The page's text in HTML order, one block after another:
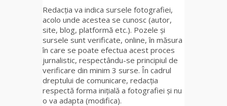
Redacția va indica sursele fotografiei,
acolo unde acestea se cunosc (autor,
site, blog, platformă etc.). Pozele și
sursele sunt verificate, online, în măsura
în care se poate efectua acest proces
jurnalistic, respectându-se principiul de
verificare din minim 3 surse. În cadrul
dreptului de comunicare, redacția
respectă forma inițială a fotografiei și nu
o va adapta (modifica).